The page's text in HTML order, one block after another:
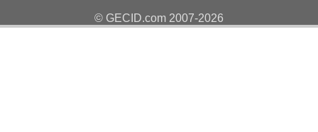
© GECID.com 2007-2026